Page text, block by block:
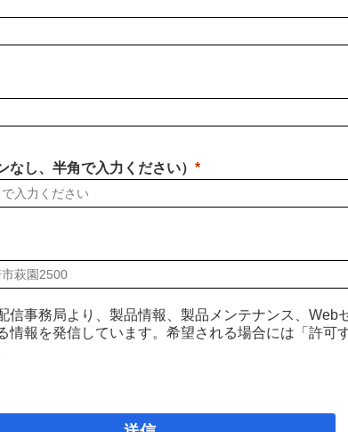
なし、半角で入力ください）
信事務局より、製品情報、製品メンテナンス、Web
情報を発信しています。希望される場合には「許可